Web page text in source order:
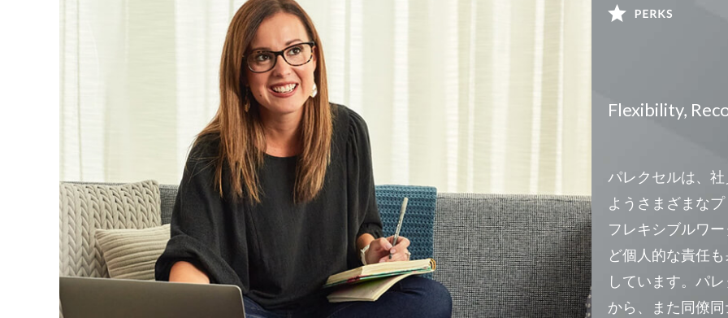
Flexibility,
パレクセルは、
ようさまざまな
フレキシブルワ
ど個人的な責任
しています。パ
から、また同僚